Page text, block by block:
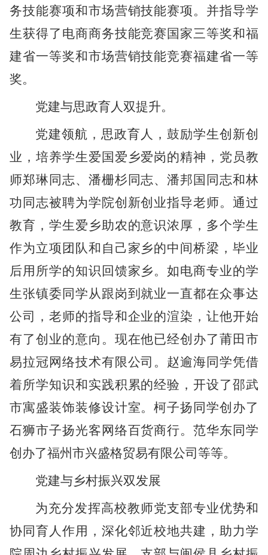
务技能赛项和市场营销技能赛项。并指导学
生获得了电商商务技能竞赛国家三等奖和福
建省一等奖和市场营销技能竞赛福建省一等
奖。
党建与思政育人双提升。
党建领航，思政育人，鼓励学生创新创
业，培养学生爱国爱乡爱岗的精神，党员教
师郑琳同志、潘栅杉同志、潘邦国同志和林
功同志被聘为学院创新创业指导老师。通过
教育，学生爱乡助农的意识浓厚，多个学生
作为立项团队和自己家乡的中间桥梁，毕业
后用所学的知识回馈家乡。如电商专业的学
生张镇委同学从跟岗到就业一直都在众事达
公司，老师的指导和企业的渲染，让他开始
有了创业的意向。现在他已经创办了莆田市
易拉冠网络技术有限公司。赵逾海同学凭借
着所学知识和实践积累的经验，开设了邵武
市寓盛装饰装修设计室。柯子扬同学创办了
石狮市子扬光客网络百货商行。范华东同学
创办了福州市兴盛格贸易有限公司等等。
党建与乡村振兴双发展
为充分发挥高校教师党支部专业优势和
协同育人作用，深化邻近校地共建，助力学